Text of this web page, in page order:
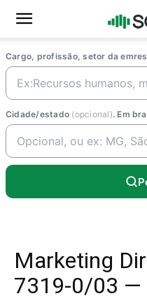
Cargo, profissão, setor da
Cidade/estado (opcional). Em
Marketing
7319-0/03 —